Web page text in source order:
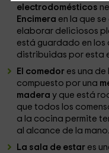
electrodomésticos
Encimera en la que
elaborar deliciosos
está guardado en los
distribuidas por esta
El comedor es una
compuesto por una
maderay que está
que todos los
a la cocina permite
al alcance de la mano.
La sala de estar es